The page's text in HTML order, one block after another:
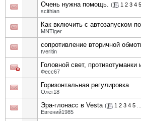
Очень нужна помощь. ( 1 2 3 4 5
scithian
Как включить с автозапуском
MNTiger
сопротивление вторичной
tveritin
Головной свет, противотуманки
Фесс67
Горизонтальная регулировка
Олег18
Эра-глонасс в Vesta ( 1 2 3 4 5
Евгений1985